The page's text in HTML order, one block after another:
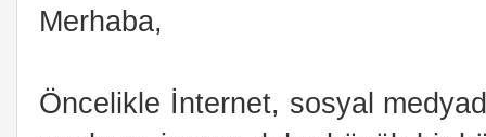
Merhaba,
Öncelikle İnternet, sosyal